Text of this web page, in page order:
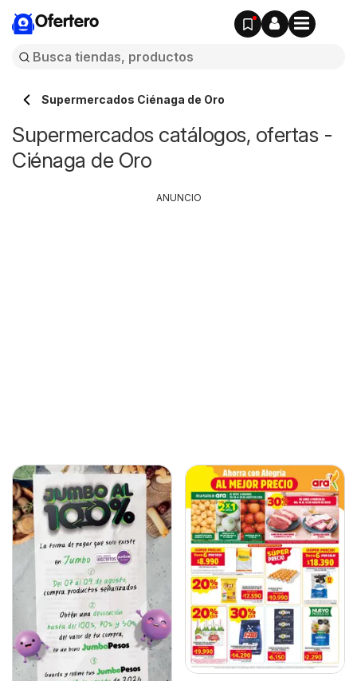
Ofertero
Supermercados Ciénaga de Oro
Supermercados catálogos, ofertas -
Ciénaga de Oro
ANUNCIO